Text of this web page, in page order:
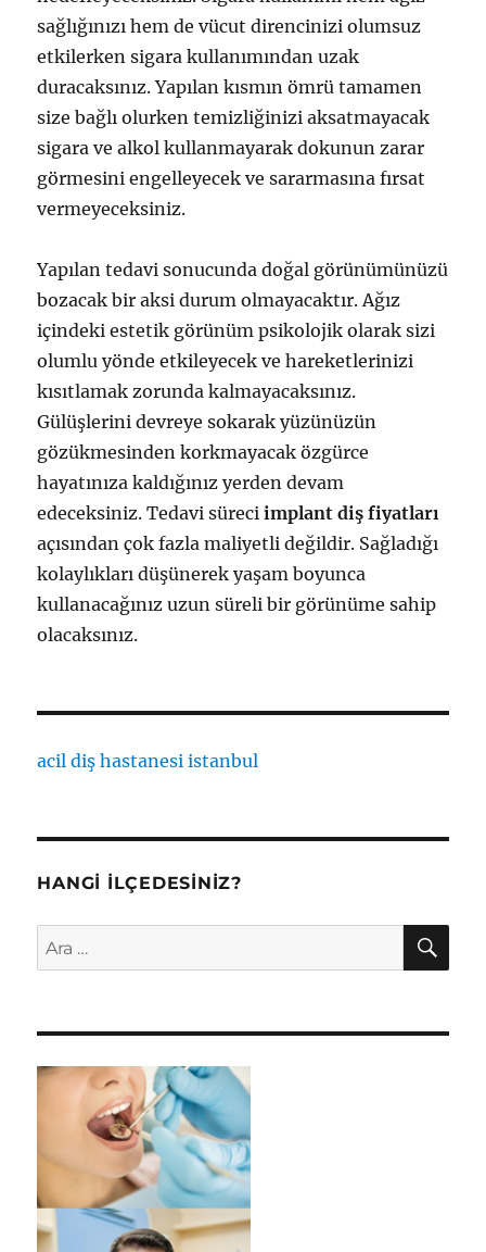
sağlığınızı hem de vücut direncinizi olumsuz
etkilerken sigara kullanımından uzak
duracaksınız. Yapılan kısmın ömrü tamamen
size bağlı olurken temizliğinizi aksatmayacak
sigara ve alkol kullanmayarak dokunun zarar
görmesini engelleyecek ve sararmasına fırsat
vermeyeceksiniz.
Yapılan tedavi sonucunda doğal görünümünüzü
bozacak bir aksi durum olmayacaktır. Ağız
içindeki estetik görünüm psikolojik olarak sizi
olumlu yönde etkileyecek ve hareketlerinizi
kısıtlamak zorunda kalmayacaksınız.
Gülüşlerini devreye sokarak yüzünüzün
gözükmesinden korkmayacak özgürce
hayatınıza kaldığınız yerden devam
edeceksiniz. Tedavi süreciimplant diş fiyatları
açısından çok fazla maliyetli değildir. Sağladığı
kolaylıkları düşünerek yaşam boyunca
kullanacağınız uzun süreli bir görünüme sahip
olacaksınız.
acil diş hastanesi istanbul
HANGI İLÇEDESINIZ?
Ara: